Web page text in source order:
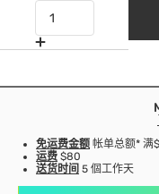
免运费金额 帐单总额* 满
运费 $80
送货时间 5 個工作天